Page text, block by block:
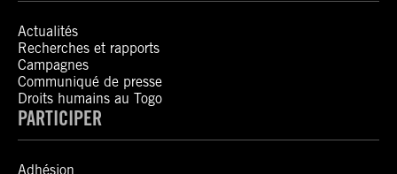
Actualités
Recherches et rapports
Campagnes
Communiqué de presse
Droits humains au Togo
PARTICIPER
Adhésion